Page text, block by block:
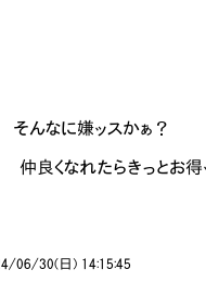
に嫌ッスかぁ？
れたらきっとお得ッ
06/30(日) 14:15:45